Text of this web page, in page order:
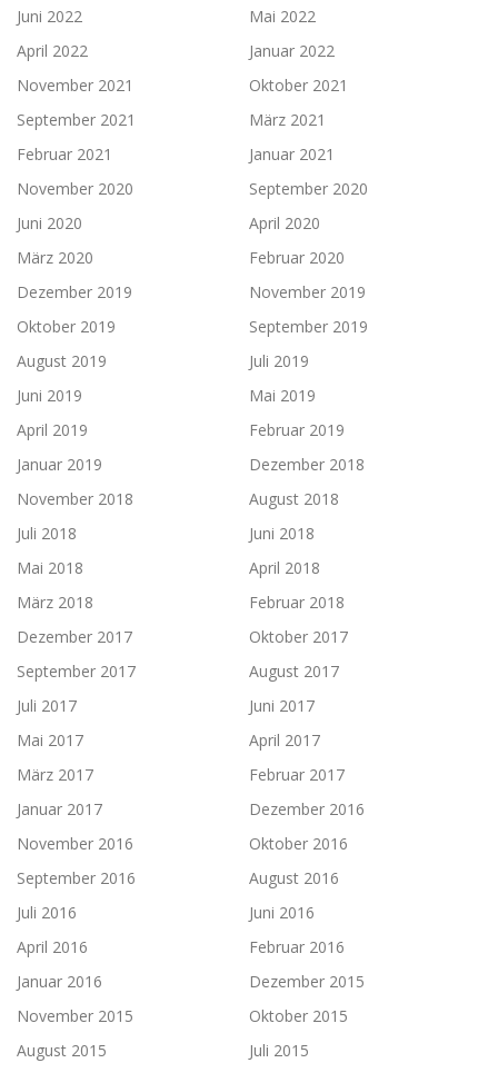
Juni 2022
Mai 2022
April 2022
Januar 2022
November 2021
Oktober 2021
September 2021
März 2021
Februar 2021
Januar 2021
November 2020
September 2020
Juni 2020
April 2020
März 2020
Februar 2020
Dezember 2019
November 2019
Oktober 2019
September 2019
August 2019
Juli 2019
Juni 2019
Mai 2019
April 2019
Februar 2019
Januar 2019
Dezember 2018
November 2018
August 2018
Juli 2018
Juni 2018
Mai 2018
April 2018
März 2018
Februar 2018
Dezember 2017
Oktober 2017
September 2017
August 2017
Juli 2017
Juni 2017
Mai 2017
April 2017
März 2017
Februar 2017
Januar 2017
Dezember 2016
November 2016
Oktober 2016
September 2016
August 2016
Juli 2016
Juni 2016
April 2016
Februar 2016
Januar 2016
Dezember 2015
November 2015
Oktober 2015
August 2015
Juli 2015